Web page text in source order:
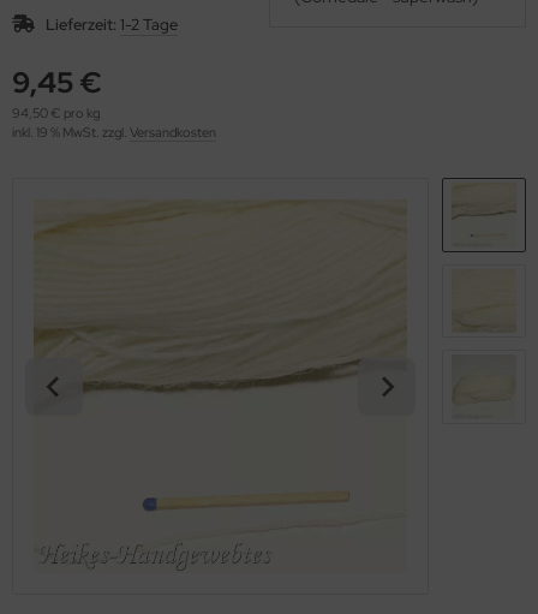
Lieferzeit: 1-2 Tage
9,45 €
94,50 € pro kg
inkl. 19 % MwSt. zzgl. Versandkosten
(276)